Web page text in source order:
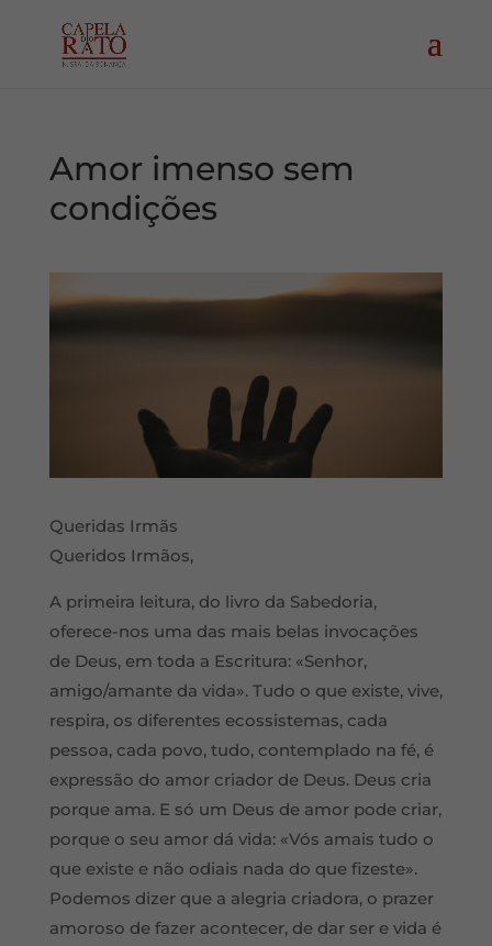
Amor imenso sem
condições
Queridas Irmãs
Queridos Irmãos,
A primeira leitura, do livro da Sabedoria,
oferece-nos uma das mais belas invocações
de Deus, em toda a Escritura: «Senhor,
amigo/amante da vida». Tudo o que existe, vive,
respira, os diferentes ecossistemas, cada
pessoa, cada povo, tudo, contemplado na fé, é
expressão do amor criador de Deus. Deus cria
porque ama. E só um Deus de amor pode criar,
porque o seu amor dá vida: «Vós amais tudo o
que existe e não odiais nada do que fizeste».
Podemos dizer que a alegria criadora, o prazer
amoroso de fazer acontecer, de dar ser e vida é